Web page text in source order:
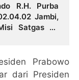
R.H. Purba
Jambi,
Satgas ke
Prabowo
dari Presiden